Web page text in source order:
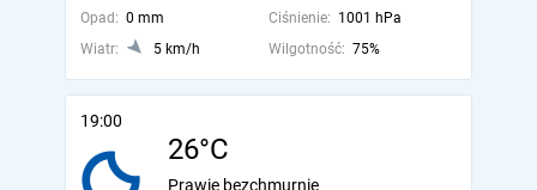
Opad: 0 mm Ciśnienie: 1001 hPa
Wiatr:
5 km/h Wilgotność: 75%
19:00
26°C
Prawie bezchmurnie